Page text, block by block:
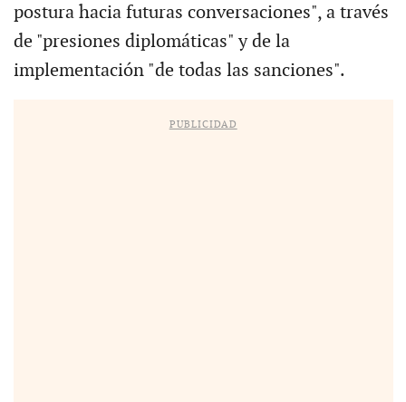
postura hacia futuras conversaciones", a través
de "presiones diplomáticas" y de la
implementación "de todas las sanciones".
PUBLICIDAD